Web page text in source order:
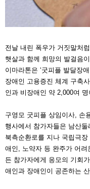
전날 내린 폭우가 거짓말처
햇살과 함께 희망의 발걸음
이마라톤은 ‘굿피플 발달장
장애인 고용증진 체계 구축
인과 비장애인 약 2,000여
구영모 굿피플 상임이사, 손
행사에서 참가자들은 남산
북측순환로를 지나 국립극
애인, 노약자 등 완주가 어
든 참가자에게 응모의 기회
애인과 장애인이 공존하는